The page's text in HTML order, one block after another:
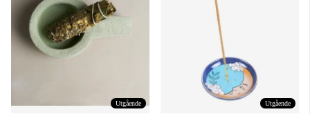
Utgående Utgående